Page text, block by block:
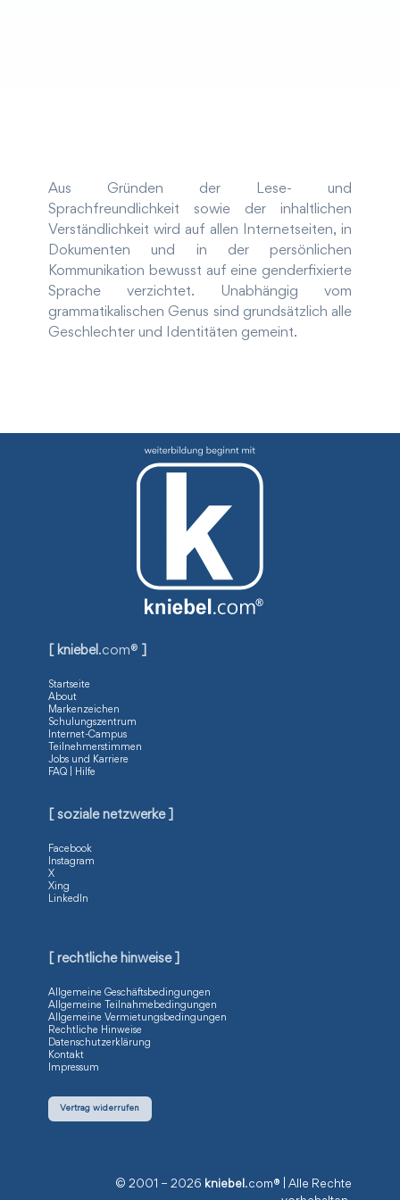
Aus Gründen der Lese- und
Sprachfreundlichkeit sowie der inhaltlichen
Verständlichkeit wird auf allen Internetseiten, in
Dokumenten und in der persönlichen
Kommunikation bewusst auf eine genderfixierte
Sprache verzichtet. Unabhängig vom
grammatikalischen Genus sind grundsätzlich alle
Geschlechter und Identitäten gemeint.
[ kniebel .com®
Startseite
About
Markenzeichen
Schulungszentrum
Internet-Campus
Teilnehmerstimmen
Jobs und Karriere
FAQ | Hilfe
[ soziale netzwerke ]
Facebook
Instagram
X
Xing
LinkedIn
[ rechtliche hinweise ]
Allgemeine Geschäftsbedingungen
Allgemeine Teilnahmebedingungen
Allgemeine Vermietungsbedingungen
Rechtliche Hinweise
Datenschutzerklärung
Kontakt
Impressum
Vertrag widerrufen
© 2001 – 2026 kniebel .com® | Alle Rechte